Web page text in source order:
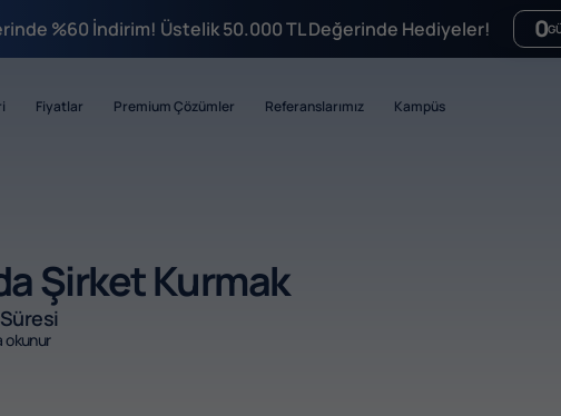
%60 İndirim! Üstelik 50.000 TL Değerinde Hediyeler! 0
Fiyatlar Premium Çözümler Referanslarımız Kampüs
Şirket Kurmak
okunur